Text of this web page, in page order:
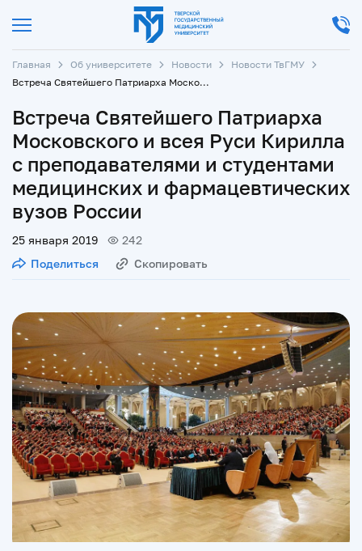
Главная Об университете Новости
Новости ТвГМУ
Встреча Святейшего Патриарха Московского и всея Руси Кирилла с преподавателями и студентами медицинских и фармацевтических вузов России
Встреча Святейшего Патриарха
Московского и всея Руси Кирилла
с преподавателями и студентами
медицинских и фармацевтических
вузов России
25 января 2019
242
Поделиться
Скопировать